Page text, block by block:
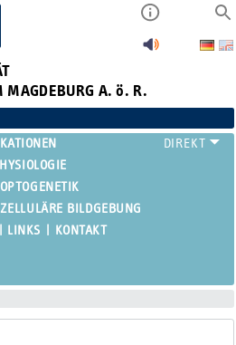
MAGDEBURG A. ö. R.
BILDGEBUNG
LINKS
KONTAKT